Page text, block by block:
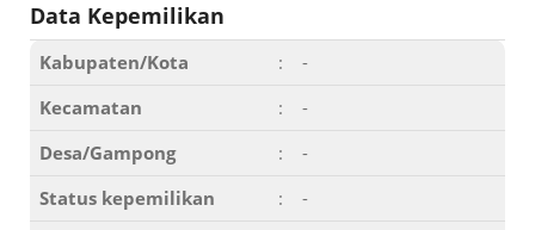
Data Kepemilikan
Kabupaten/Kota :
-
Kecamatan
:
-
Desa/Gampong
:
-
Status kepemilikan
:
-